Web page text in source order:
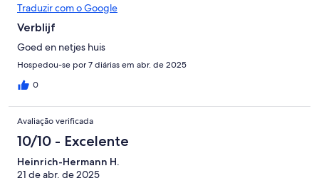
Traduzir com o Google
Verblijf
Goed en netjes huis
Hospedou-se por 7 diárias em abr. de 2025
0
Avaliação verificada
10/10 - Excelente
Heinrich-Hermann H.
21 de abr. de 2025